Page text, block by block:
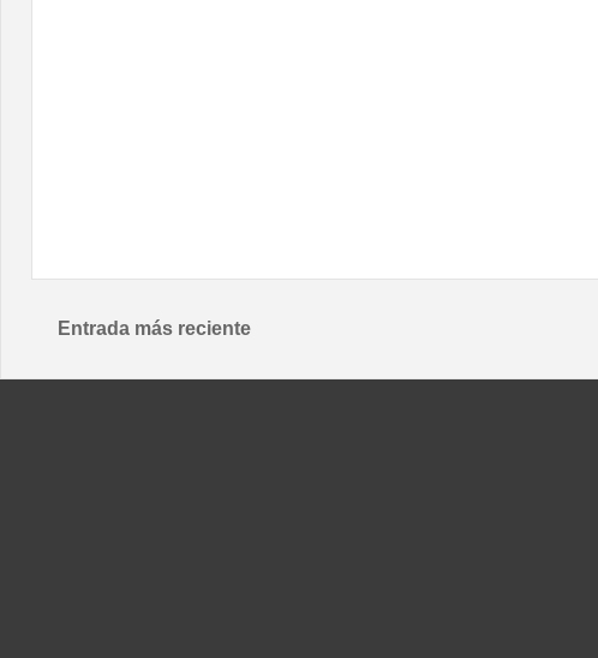
Entrada más reciente